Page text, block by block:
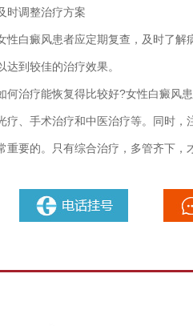
调整治疗方案
白癜风患者应定期复查，及时了解
到较佳的治疗效果。
何治疗能恢复得比较好?女性白癜风
疗、手术治疗和中医治疗等。同时
重要的。只有综合治疗，多管齐下，